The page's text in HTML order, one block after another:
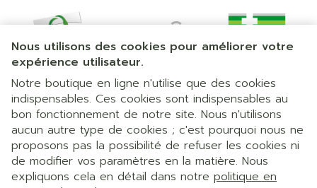
Nous utilisons des cookies pour améliorer votre
expérience utilisateur.
Notre boutique en ligne n'utilise que des cookies
indispensables. Ces cookies sont indispensables au
bon fonctionnement de notre site. Nous n'utilisons
aucun autre type de cookies ; c'est pourquoi nous ne
proposons pas la possibilité de refuser les cookies ni
de modifier vos paramètres en la matière. Nous
expliquons cela en détail dans notre politique en
Liens légaux